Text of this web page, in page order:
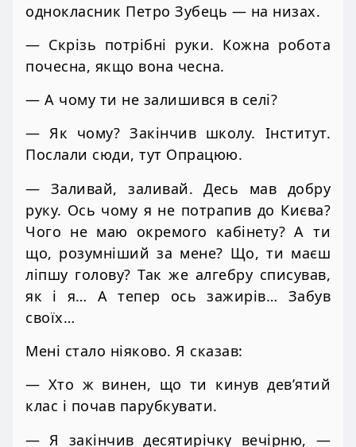
однокласник Петро Зубець — на низах.
— Скрізь потрібні руки. Кожна робота
почесна, якщо вона чесна.
— А чому ти не залишився в селі?
— Як чому? Закінчив школу. Інститут.
Послали сюди, тут Опрацюю.
— Заливай, заливай. Десь мав добру
руку. Ось чому я не потрапив до Києва?
Чого не маю окремого кабінету? А ти
що, розумніший за мене? Що, ти маєш
ліпшу голову? Так же алгебру списував,
як і я… А тепер ось зажирів… Забув
своїх…
Мені стало ніяково. Я сказав:
— Хто ж винен, що ти кинув дев’ятий
клас і почав парубкувати.
— Я закінчив десятирічку вечірню, —